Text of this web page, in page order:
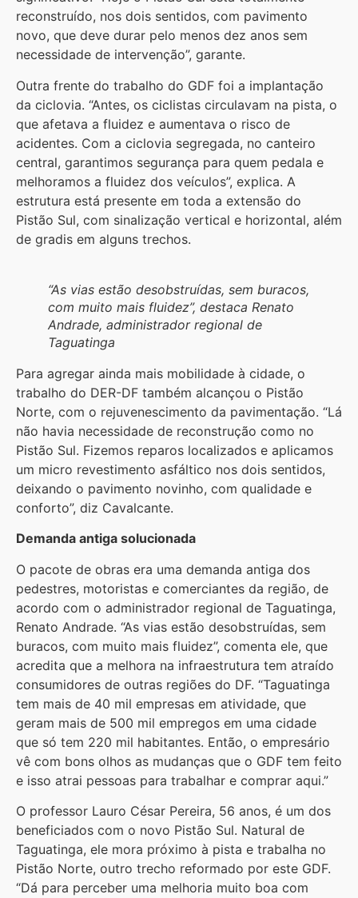
reconstruído, nos dois sentidos, com pavimento
novo, que deve durar pelo menos dez anos sem
necessidade de intervenção”, garante.
Outra frente do trabalho do GDF foi a implantação
da ciclovia. “Antes, os ciclistas circulavam na pista, o
que afetava a fluidez e aumentava o risco de
acidentes. Com a ciclovia segregada, no canteiro
central, garantimos segurança para quem pedala e
melhoramos a fluidez dos veículos”, explica. A
estrutura está presente em toda a extensão do
Pistão Sul, com sinalização vertical e horizontal, além
de gradis em alguns trechos.
“As vias estão desobstruídas, sem buracos,
com muito mais fluidez”, destaca Renato
Andrade, administrador regional de
Taguatinga
Para agregar ainda mais mobilidade à cidade, o
trabalho do DER-DF também alcançou o Pistão
Norte, com o rejuvenescimento da pavimentação. “Lá
não havia necessidade de reconstrução como no
Pistão Sul. Fizemos reparos localizados e aplicamos
um micro revestimento asfáltico nos dois sentidos,
deixando o pavimento novinho, com qualidade e
conforto”, diz Cavalcante.
Demanda antiga solucionada
O pacote de obras era uma demanda antiga dos
pedestres, motoristas e comerciantes da região, de
acordo com o administrador regional de Taguatinga,
Renato Andrade. “As vias estão desobstruídas, sem
buracos, com muito mais fluidez”, comenta ele, que
acredita que a melhora na infraestrutura tem atraído
consumidores de outras regiões do DF. “Taguatinga
tem mais de 40 mil empresas em atividade, que
geram mais de 500 mil empregos em uma cidade
que só tem 220 mil habitantes. Então, o empresário
vê com bons olhos as mudanças que o GDF tem feito
e isso atrai pessoas para trabalhar e comprar aqui.”
O professor Lauro César Pereira, 56 anos, é um dos
beneficiados com o novo Pistão Sul. Natural de
Taguatinga, ele mora próximo à pista e trabalha no
Pistão Norte, outro trecho reformado por este GDF.
“Dá para perceber uma melhoria muito boa com